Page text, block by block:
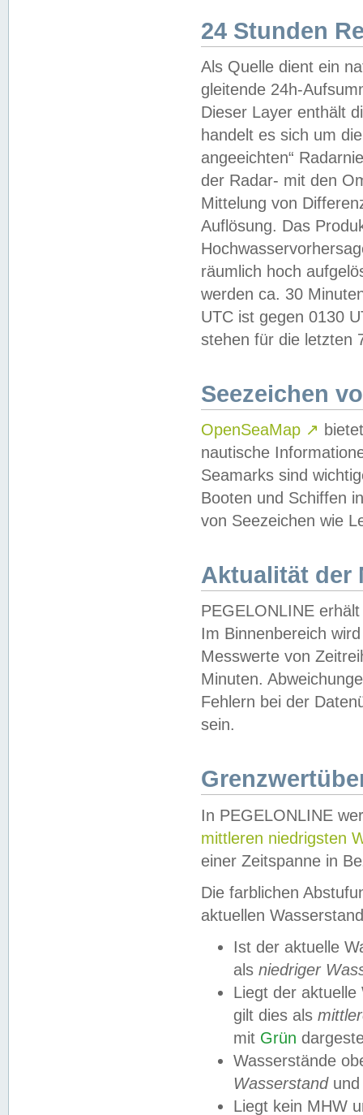
24 Stunden
Als Quelle dient ein
gleitende 24h-
Dieser Layer enthält
handelt es sich um
angeeichten“
der Radar- mit den
Mittelung von
Auflösung. Das
räumlich hoch
werden ca. 30
UTC ist gegen 0130
stehen für die letzten
Seezeichen
OpenSeaMap ↗
nautische
Seamarks sind
Booten und Schiffen
von Seezeichen wie
Aktualität der
PEGELONLINE
Im Binnenbereich
Messwerte von
Minuten.
Fehlern bei der
sein.
In PEGELONLINE
mittleren niedrigsten
einer Zeitspanne in
Die farblichen
aktuellen
Ist der aktuelle
als niedriger
Liegt der
gilt dies als
mit Grün
Wasserstände
Wasserstandund
Liegt kein MHW